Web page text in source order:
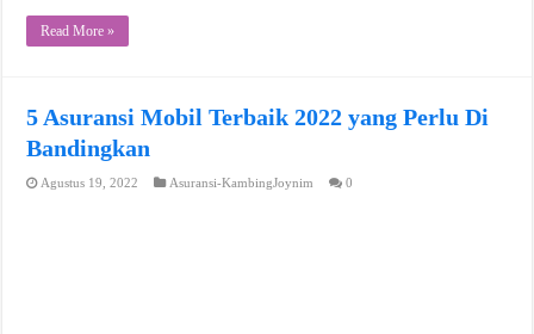
Read More »
5 Asuransi Mobil Terbaik 2022 yang Perlu Di
Bandingkan
Agustus 19, 2022 Asuransi-KambingJoynim 0